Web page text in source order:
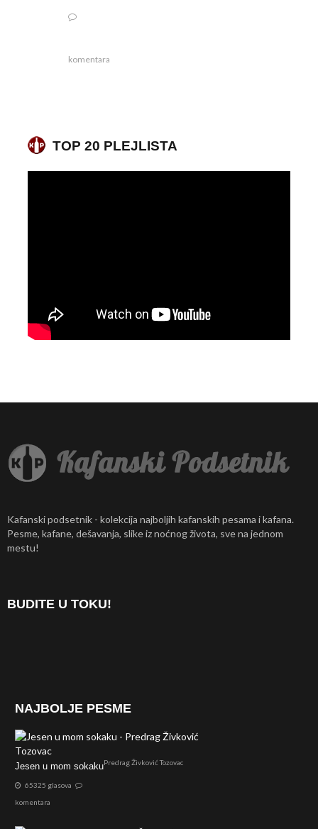
komentara
TOP 20 PLEJLISTA
Kafanski podsetnik - kolekcija najboljih kafanskih pesama i kafana.
Pesme, kafane, dešavanja, slike iz noćnog života, sve na jednom
mestu!
BUDITE U TOKU!
NAJBOLJE PESME
Jesen u mom sokakuPredrag Živković Tozovac
65325 glasova
komentara